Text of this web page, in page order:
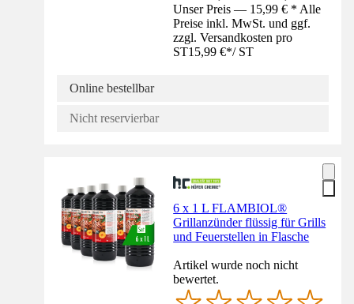
Unser Preis — 15,99 € * Alle
Preise inkl. MwSt. und ggf.
zzgl. Versandkosten pro
ST15,99 €*/ ST
Online bestellbar
Nicht reservierbar
6 x 1 L FLAMBIOL®
Grillanzünder flüssig für Grills
und Feuerstellen in Flasche
Artikel wurde noch nicht
bewertet.